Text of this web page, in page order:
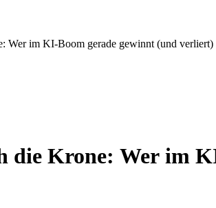
Wer im KI-Boom gerade gewinnt (und verliert)
die Krone: Wer im